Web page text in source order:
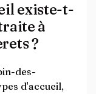
existe-t-
à
?
des-
d'accueil,